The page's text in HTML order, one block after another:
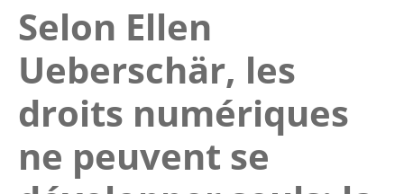
Selon Ellen
Ueberschär, les
droits numériques
ne peuvent se